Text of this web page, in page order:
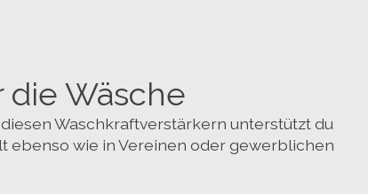
die Wäsche
diesen Waschkraftverstärkern unterstützt du
ebenso wie in Vereinen oder gewerblichen